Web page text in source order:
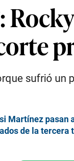
sufrió un
Martínez pasan
de la tercera